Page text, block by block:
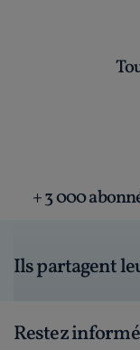
+ 3 000
Ils partagent
Restez informé